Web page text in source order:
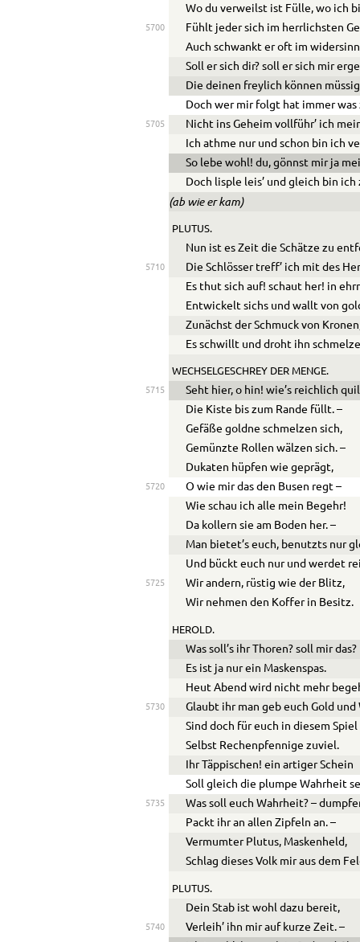
Wo du verweilst ist Fülle, wo ich
5700
Fühlt jeder sich im herrlichsten
Auch schwankt er oft im
Soll er sich dir? soll er sich mir
Die deinen freylich können
Doch wer mir folgt hat immer was
5705
Nicht ins Geheim vollführ’ ich
Ich athme nur und schon bin ich
So lebe wohl! du, gönnst mir ja
Doch lisple leis’ und gleich bin ich
(ab wie er kam)
PLUTUS.
Nun ist es Zeit die Schätze zu
5710
Die Schlösser treff’ ich mit des
Es thut sich auf! schaut her! in
Entwickelt sichs und wallt von
Zunächst der Schmuck von
Es schwillt und droht ihn
WECHSELGESCHREY DER MENGE.
5715
Seht hier, o hin! wie’s reichlich
Die Kiste bis zum Rande füllt. –
Gefäße goldne schmelzen sich,
Gemünzte Rollen wälzen sich. –
Dukaten hüpfen wie geprägt,
5720
O wie mir das den Busen regt –
Wie schau ich alle mein Begehr!
Da kollern sie am Boden her. –
Man bietet’s euch, benutzts nur
Und bückt euch nur und werdet
5725
Wir andern, rüstig wie der Blitz,
Wir nehmen den Koffer in Besitz.
HEROLD.
Was soll’s ihr Thoren? soll mir das?
Es ist ja nur ein Maskenspas.
Heut Abend wird nicht mehr
5730
Glaubt ihr man geb euch Gold und
Sind doch für euch in diesem Spiel
Selbst Rechenpfennige zuviel.
Ihr Täppischen! ein artiger Schein
Soll gleich die plumpe Wahrheit
5735
Was soll euch Wahrheit? –
Packt ihr an allen Zipfeln an. –
Vermumter Plutus, Maskenheld,
Schlag dieses Volk mir aus dem
PLUTUS.
Dein Stab ist wohl dazu bereit,
5740
Verleih’ ihn mir auf kurze Zeit. –